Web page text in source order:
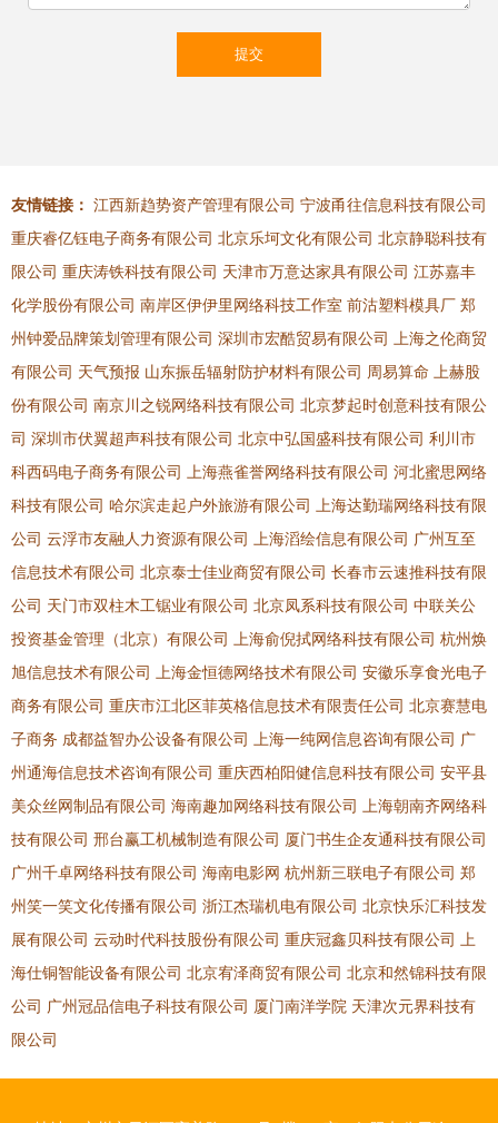
友情链接： 江西新趋势资产管理有限公司 宁波甬往信息科技有限公司
重庆睿亿钰电子商务有限公司 北京乐坷文化有限公司 北京静聪科技有
限公司 重庆涛铁科技有限公司 天津市万意达家具有限公司 江苏嘉丰
化学股份有限公司 南岸区伊伊里网络科技工作室 前沽塑料模具厂 郑
州钟爱品牌策划管理有限公司 深圳市宏酷贸易有限公司
上海之伦商贸
有限公司 天气预报 山东振岳辐射防护材料有限公司 周易算命
上赫股
份有限公司 南京川之锐网络科技有限公司 北京梦起时创意科技有限公
司 深圳市伏翼超声科技有限公司 北京中弘国盛科技有限公司 利川市
科西码电子商务有限公司
上海燕雀誉网络科技有限公司 河北蜜思网络
科技有限公司 哈尔滨走起户外旅游有限公司
上海达勤瑞网络科技有限
公司 云浮市友融人力资源有限公司 上海滔绘信息有限公司 广州互至
信息技术有限公司 北京泰士佳业商贸有限公司 长春市云速推科技有限
公司 天门市双柱木工锯业有限公司 北京凤系科技有限公司 中联关公
投资基金管理（北京）有限公司
上海俞倪拭网络科技有限公司 杭州焕
旭信息技术有限公司
上海金恒德网络技术有限公司 安徽乐享食光电子
商务有限公司 重庆市江北区菲英格信息技术有限责任公司 北京赛慧电
子商务 成都益智办公设备有限公司 上海一纯网信息咨询有限公司 广
州通海信息技术咨询有限公司 重庆西柏阳健信息科技有限公司 安平县
美众丝网制品有限公司 海南趣加网络科技有限公司
上海朝南齐网络科
技有限公司 邢台赢工机械制造有限公司 厦门书生企友通科技有限公司
广州千卓网络科技有限公司 海南电影网 杭州新三联电子有限公司 郑
州笑一笑文化传播有限公司 浙江杰瑞机电有限公司 北京快乐汇科技发
展有限公司 云动时代科技股份有限公司 重庆冠鑫贝科技有限公司
上
海仕铜智能设备有限公司 北京宥泽商贸有限公司 北京和然锦科技有限
公司 广州冠品信电子科技有限公司 厦门南洋学院 天津次元界科技有
限公司